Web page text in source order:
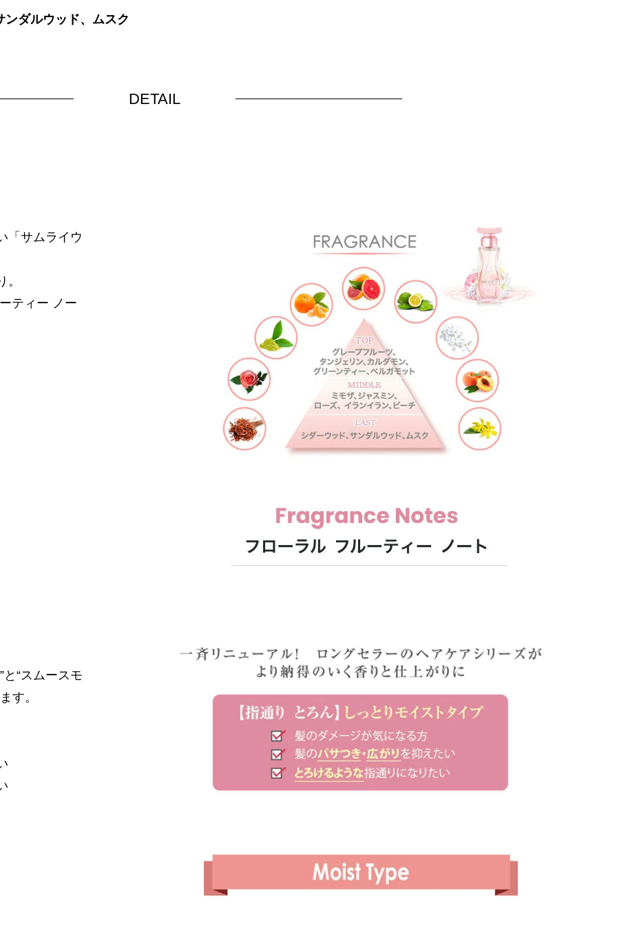
ンダルウッド、ムスク
DETAIL
「サムライウ
ティー ノー
“スムースモ
す。